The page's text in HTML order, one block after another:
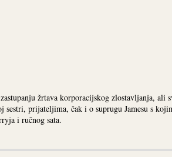
žrtava korporacijskog zlostavljanja, ali
prijateljima, čak i o suprugu Jamesu s
i ručnog sata.